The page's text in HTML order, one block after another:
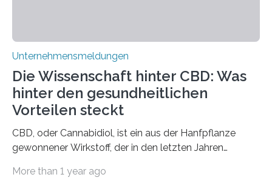
Unternehmensmeldungen
Die Wissenschaft hinter CBD: Was
hinter den gesundheitlichen
Vorteilen steckt
CBD, oder Cannabidiol, ist ein aus der Hanfpflanze
gewonnener Wirkstoff, der in den letzten Jahren
psychoaktive THC (Tetrahydrocannabinol) enthält CBD
More than 1 year ago